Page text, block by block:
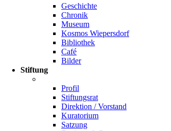
Geschichte
Chronik
Museum
Kosmos Wiepersdorf
Bibliothek
Café
Bilder
Stiftung
Profil
Stiftungsrat
Direktion / Vorstand
Kuratorium
Satzung